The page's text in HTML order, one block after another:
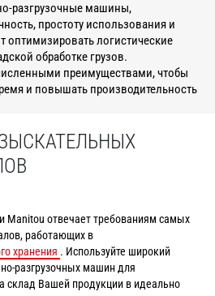
разгрузочные машины,
простоту использования и
оптимизировать логистические
обработке грузов.
преимуществами, чтобы
и повышать производительность
Manitou отвечает требованиям самых
работающих в
хранения . Используйте широкий
разгрузочных машин для
склад Вашей продукции в идеально